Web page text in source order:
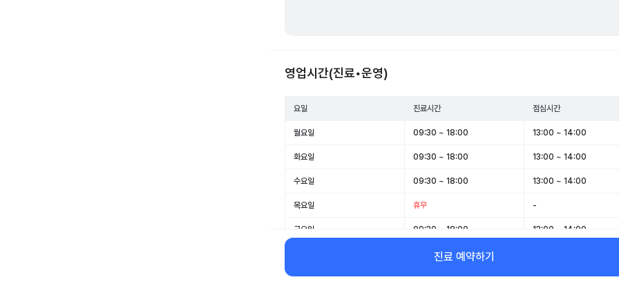
영업시간(진료•운영)
요일 진료시간 점심시간
월요일 09:30 ~ 18:00 13:00 ~ 14:00
화요일 09:30 ~ 18:00 13:00 ~ 14:00
수요일 09:30 ~ 18:00 13:00 ~ 14:00
목요일 휴무 -
금요일 09:30 ~ 18:00 13:00 ~ 14:00
09:30 ~ 14:00
일요일 휴무 -
진료 예약하기